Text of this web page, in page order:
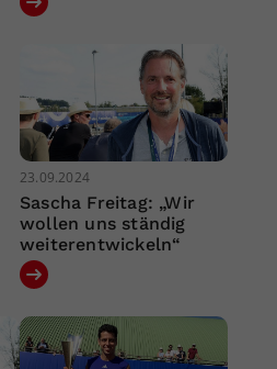
23.09.2024
Sascha Freitag: „Wir
wollen uns ständig
weiterentwickeln“